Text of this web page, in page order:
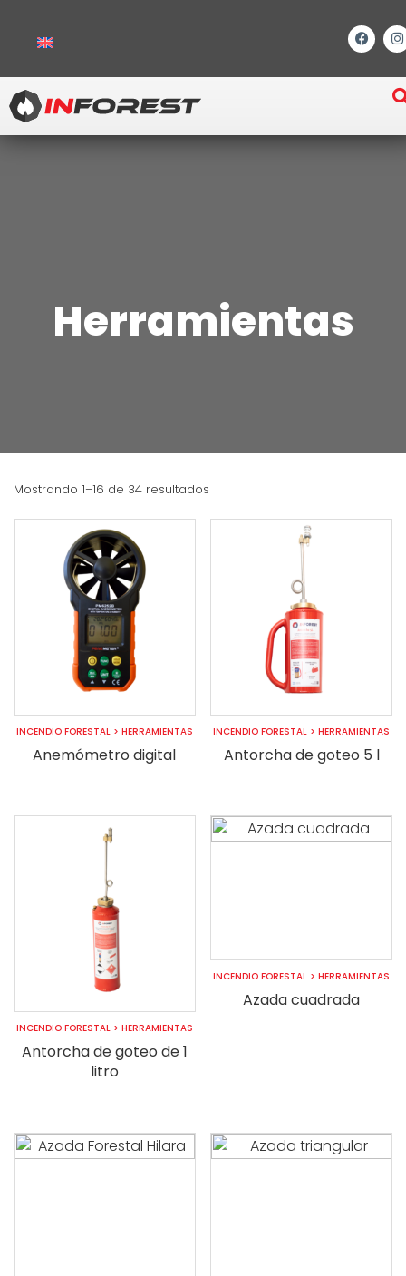
Herramientas
Mostrando 1–16 de 34 resultados
INCENDIO FORESTAL> HERRAMIENTAS
Anemómetro digital
INCENDIO FORESTAL >HERRAMIENTAS
Antorcha de goteo 5 l
INCENDIO FORESTAL> HERRAMIENTAS
Antorcha de goteo de 1
litro
INCENDIO FORESTAL >HERRAMIENTAS
Azada cuadrada